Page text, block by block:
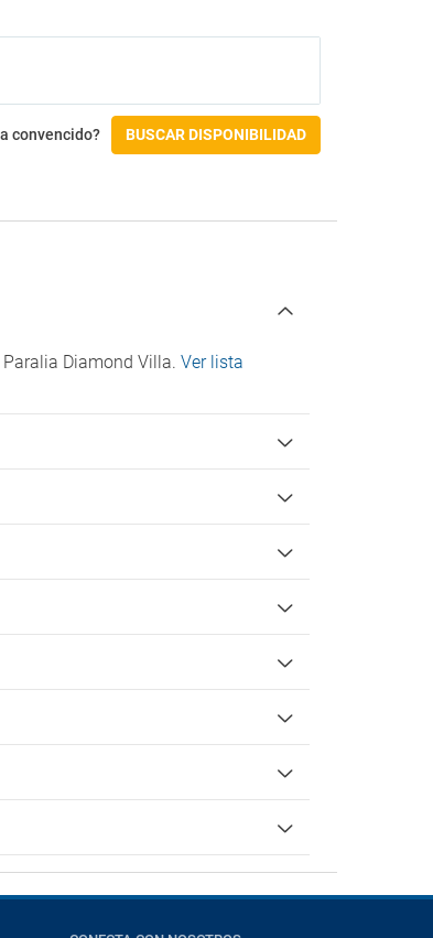
convencido? BUSCAR DISPONIBILIDAD
Diamond Villa. Ver lista